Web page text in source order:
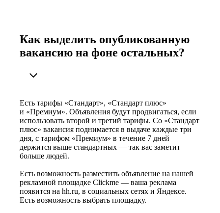
Как выделить опубликованную
вакансию на фоне остальных?
Есть тарифы «Стандарт», «Стандарт плюс»
и «Премиум». Объявления будут продвигаться, если
использовать второй и третий тарифы. Со «Стандарт
плюс» вакансия поднимается в выдаче каждые три
дня, с тарифом «Премиум» в течение 7 дней
держится выше стандартных — так вас заметит
больше людей.
Есть возможность разместить объявление на нашей
рекламной площадке Clickme — ваша реклама
появится на hh.ru, в социальных сетях и Яндексе.
Есть возможность выбрать площадку.